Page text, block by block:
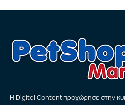
Η Digital Content προχώρησε στην